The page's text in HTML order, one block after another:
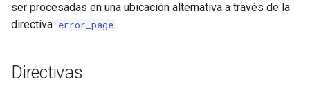
kafka
libr3
ser procesadas en una ubicación alternativa a través de la
directiva error_page .
Directivas